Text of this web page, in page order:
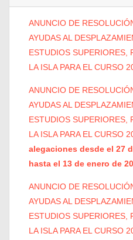
ANUNCIO DE
AYUDAS AL
ESTUDIOS SUPERIORES,
LA ISLA PARA EL CURSO
ANUNCIO DE
AYUDAS AL
ESTUDIOS SUPERIORES,
LA ISLA PARA EL CURSO
alegaciones desde el 27
hasta el 13 de enero de
ANUNCIO DE
AYUDAS AL
ESTUDIOS SUPERIORES,
LA ISLA PARA EL CURSO